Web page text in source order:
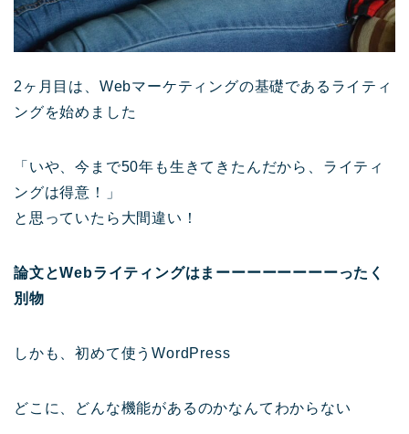
2ヶ月目は、Webマーケティングの基礎であるライティ
ングを始めました
「いや、今まで50年も生きてきたんだから、ライティ
ングは得意！」
と思っていたら大間違い！
論文とWebライティングはまーーーーーーーーったく
別物
しかも、初めて使うWordPress
どこに、どんな機能があるのかなんてわからない